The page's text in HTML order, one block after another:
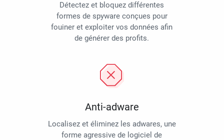
Détectez et bloquez différentes
formes de spyware conçues pour
fouiner et exploiter vos données afin
de générer des profits.
Anti-adware
Localisez et éliminez les adwares, une
forme agressive de logiciel de